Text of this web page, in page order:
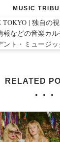
MUSIC
TOKYO | 独自の
報などの音楽カ
ント・ミュージッ
RELATED